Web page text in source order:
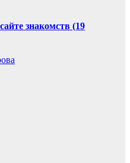
знакомств (19